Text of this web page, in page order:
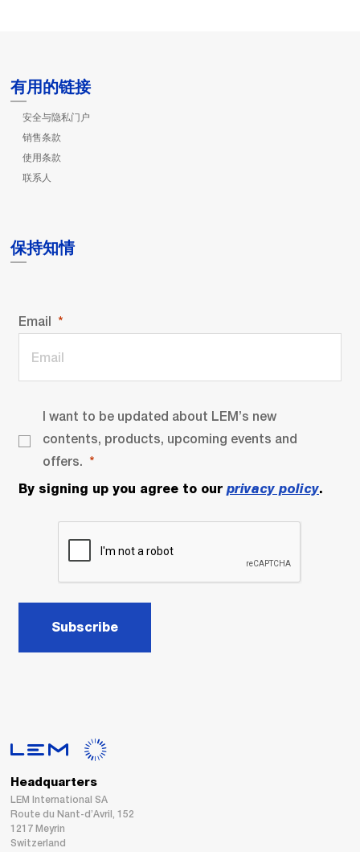
有用的链接
安全与隐私门户
销售条款
使用条款
联系人
保持知情
Email
I want to be updated about LEM’s new
contents, products, upcoming events and
offers.
By signing up you agree to our privacy policy.
Subscribe
Headquarters
LEM International SA
Route du Nant-d’Avril, 152
1217 Meyrin
Switzerland